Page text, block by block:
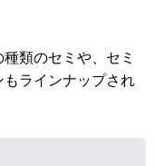
類のセミや、セミ
ラインナップされ